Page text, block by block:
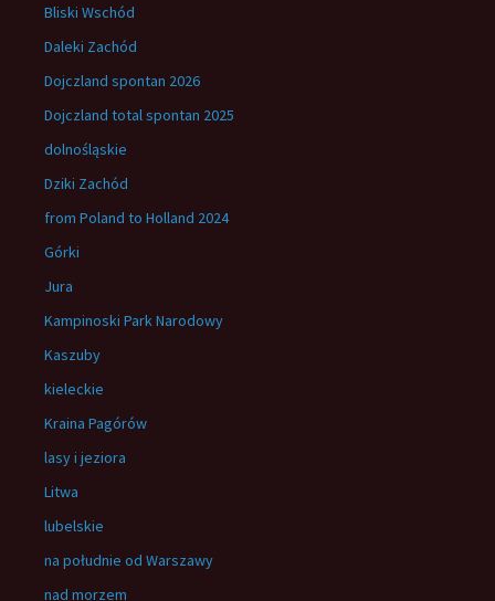
Bliski Wschód
Daleki Zachód
Dojczland spontan 2026
Dojczland total spontan 2025
dolnośląskie
Dziki Zachód
from Poland to Holland 2024
Górki
Jura
Kampinoski Park Narodowy
Kaszuby
kieleckie
Kraina Pagórów
lasy i jeziora
Litwa
lubelskie
na południe od Warszawy
nad morzem